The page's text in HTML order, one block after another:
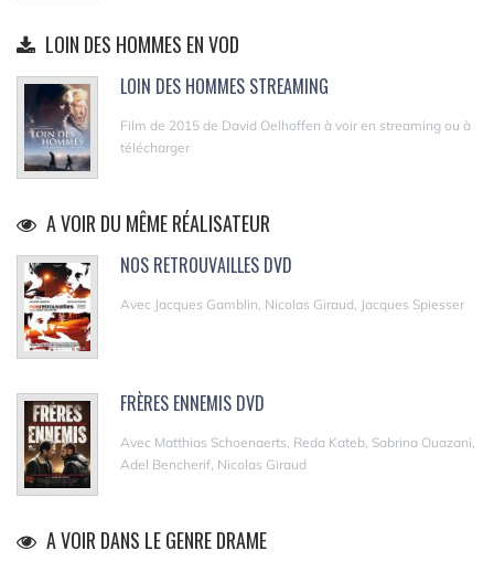
LOIN DES HOMMES EN VOD
LOIN DES HOMMES STREAMING
Film de 2015 de David Oelhoffen à voir en streaming ou à
télécharger
A VOIR DU MÊME RÉALISATEUR
NOS RETROUVAILLES DVD
Avec Jacques Gamblin, Nicolas Giraud, Jacques Spiesser
FRÈRES ENNEMIS DVD
Avec Matthias Schoenaerts, Reda Kateb, Sabrina Ouazani,
Adel Bencherif, Nicolas Giraud
A VOIR DANS LE GENRE DRAME